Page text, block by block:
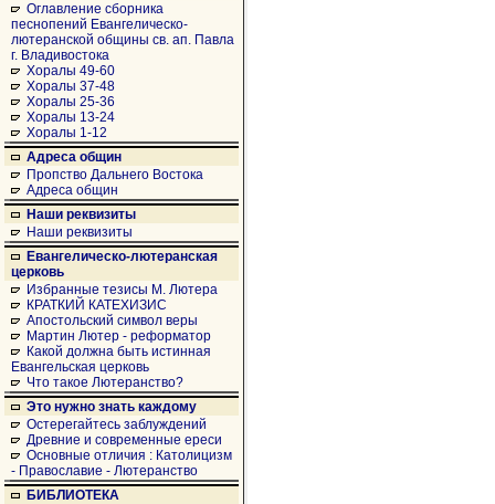
Оглавление сборника
песнопений Евангелическо-
лютеранской общины св. ап. Павла
г. Владивостока
Хоралы 49-60
Хоралы 37-48
Хоралы 25-36
Хоралы 13-24
Хоралы 1-12
Адреса общин
Пропство Дальнего Востока
Адреса общин
Наши реквизиты
Наши реквизиты
Евангелическо-лютеранская
церковь
Избранные тезисы М. Лютера
КРАТКИЙ КАТЕХИЗИС
Апостольский символ веры
Мартин Лютер - реформатор
Какой должна быть истинная
Евангельская церковь
Что такое Лютеранство?
Это нужно знать каждому
Остерегайтесь заблуждений
Древние и современные ереси
Основные отличия : Католицизм
- Православие - Лютеранство
БИБЛИОТЕКА